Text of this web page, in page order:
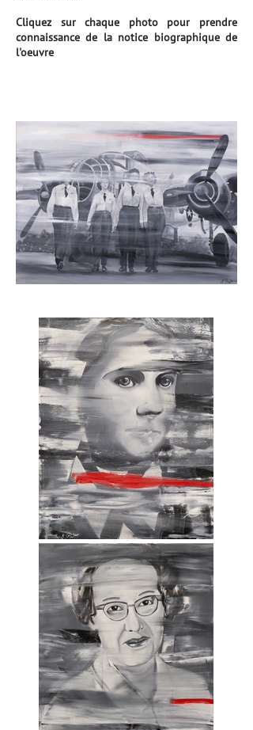
Cliquez sur chaque photo pour prendre
connaissance de la notice biographique de
l'oeuvre